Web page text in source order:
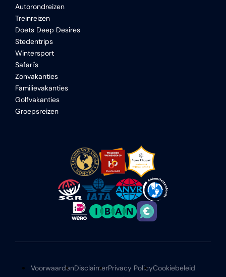
Autorondreizen
Treinreizen
Doets Deep Desires
Stedentrips
Wintersport
Safari's
Zonvakanties
Familievakanties
Golfvakanties
Groepsreizen
VoorwaardenDisclaimerPrivacy PolicyCookiebeleid